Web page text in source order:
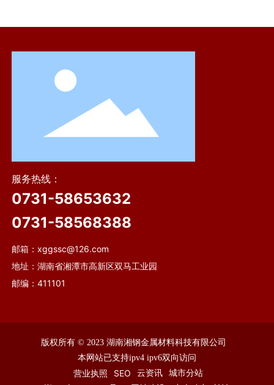
服务热线：
0731-58653632
0731-58568388
邮箱： xggssc@126.com
地址：湖南省湘潭市高新区双马工业园
邮编：411101
版权所有 © 2023 湖南湘钢金属材料科技有限公司
本网站已支持ipv4 ipv6双向访问
营业执照 SEO 云资讯 城市分站